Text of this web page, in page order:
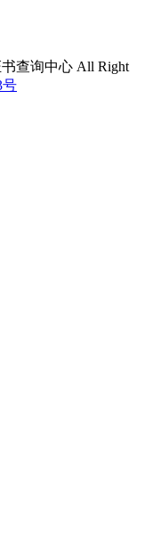
查询中心 All Right
号